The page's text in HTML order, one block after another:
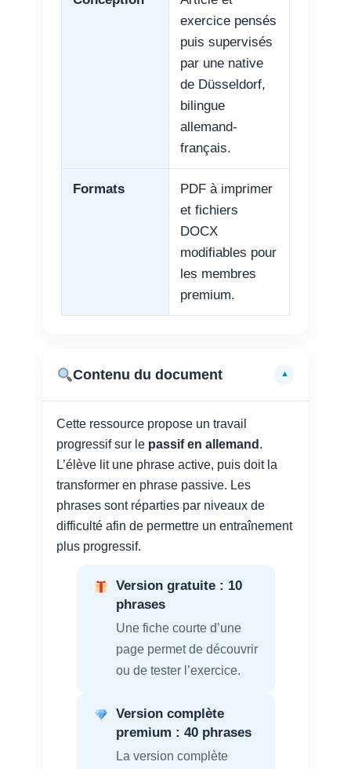
exercice pensés
puis supervisés
par une native
de Düsseldorf,
bilingue
allemand-
français.
Formats
PDF à imprimer
et fichiers
DOCX
modifiables pour
les membres
premium.
Contenu du document ▼
Cette ressource propose un travail
progressif sur le passif en allemand .
L’élève lit une phrase active, puis doit la
transformer en phrase passive. Les
phrases sont réparties par niveaux de
difficulté afin de permettre un entraînement
plus progressif.
Version gratuite : 10
phrases
Une fiche courte d’une
page permet de découvrir
ou de tester l’exercice.
Version complète
premium : 40 phrases
La version complète